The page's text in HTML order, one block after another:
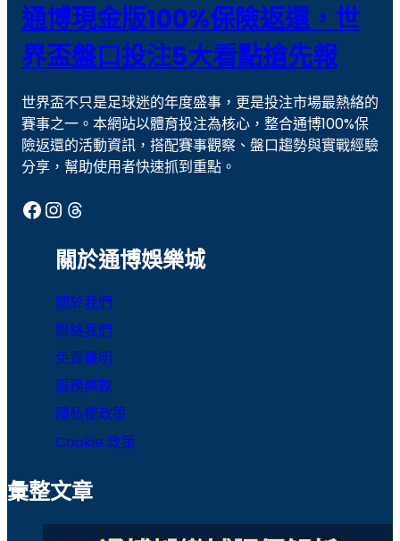
歐冠盃盤口教學
現金版代理
線上捕魚機
老虎機
老虎機攻略
老虎機玩法
老虎機遊戲
聚寶財神
通博娛樂
通博娛樂城
運彩報馬仔
通博現金版100%保險返還，世
界盃盤口投注5大看點搶先報
世界盃不只是足球迷的年度盛事，更是投注市場最熱絡的
賽事之一。本網站以體育投注為核心，整合通博100%保
險返還的活動資訊，搭配賽事觀察、盤口趨勢與實戰經驗
分享，幫助使用者快速抓到重點。
Facebook Instagram Threads
關於通博娛樂城
關於我們
聯絡我們
免責聲明
服務條款
隱私權政策
Cookie 政策
彙整文章